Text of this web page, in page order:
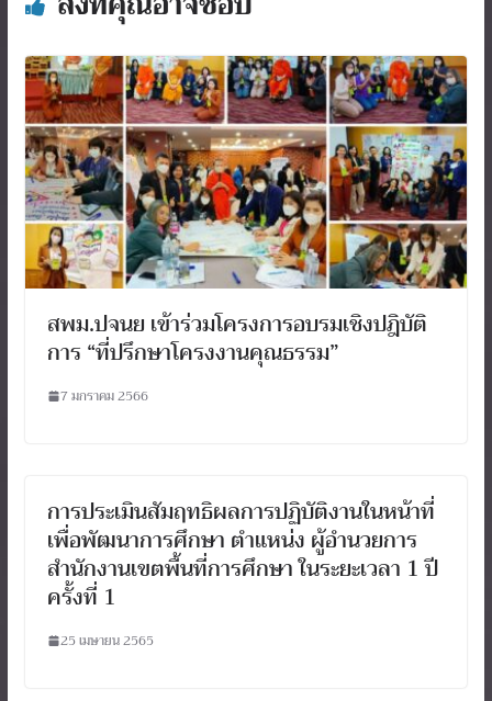
สพม.ปจนย เข้าร่วมโครงการอบรมเชิงปฎิบัติ
การ “ที่ปรึกษาโครงงานคุณธรรม”
7 มกราคม 2566
การประเมินสัมฤทธิผลการปฏิบัติงานในหน้าที่
เพื่อพัฒนาการศึกษา ตำแหน่ง ผู้อำนวยการ
สำนักงานเขตพื้นที่การศึกษา ในระยะเวลา 1 ปี
ครั้งที่ 1
25 เมษายน 2565